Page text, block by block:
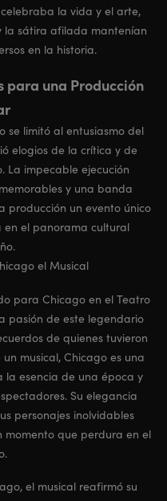
la vida y el arte,
la sátira afilada mantenían
en la historia.
para una Producción
se limitó al entusiasmo del
elogios de la crítica y de
La impecable ejecución
y una banda
producción un evento único
el panorama cultural
el Musical
para Chicago en el Teatro
pasión de este legendario
de quienes tuvieron
musical, Chicago es una
esencia de una época y
Su elegancia
personajes inolvidables
que perdura en el
el musical reafirmó su